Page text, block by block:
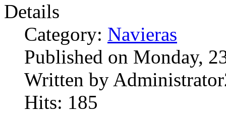
Details
Category: Navieras
Published on Monday,
Written by
Hits: 185